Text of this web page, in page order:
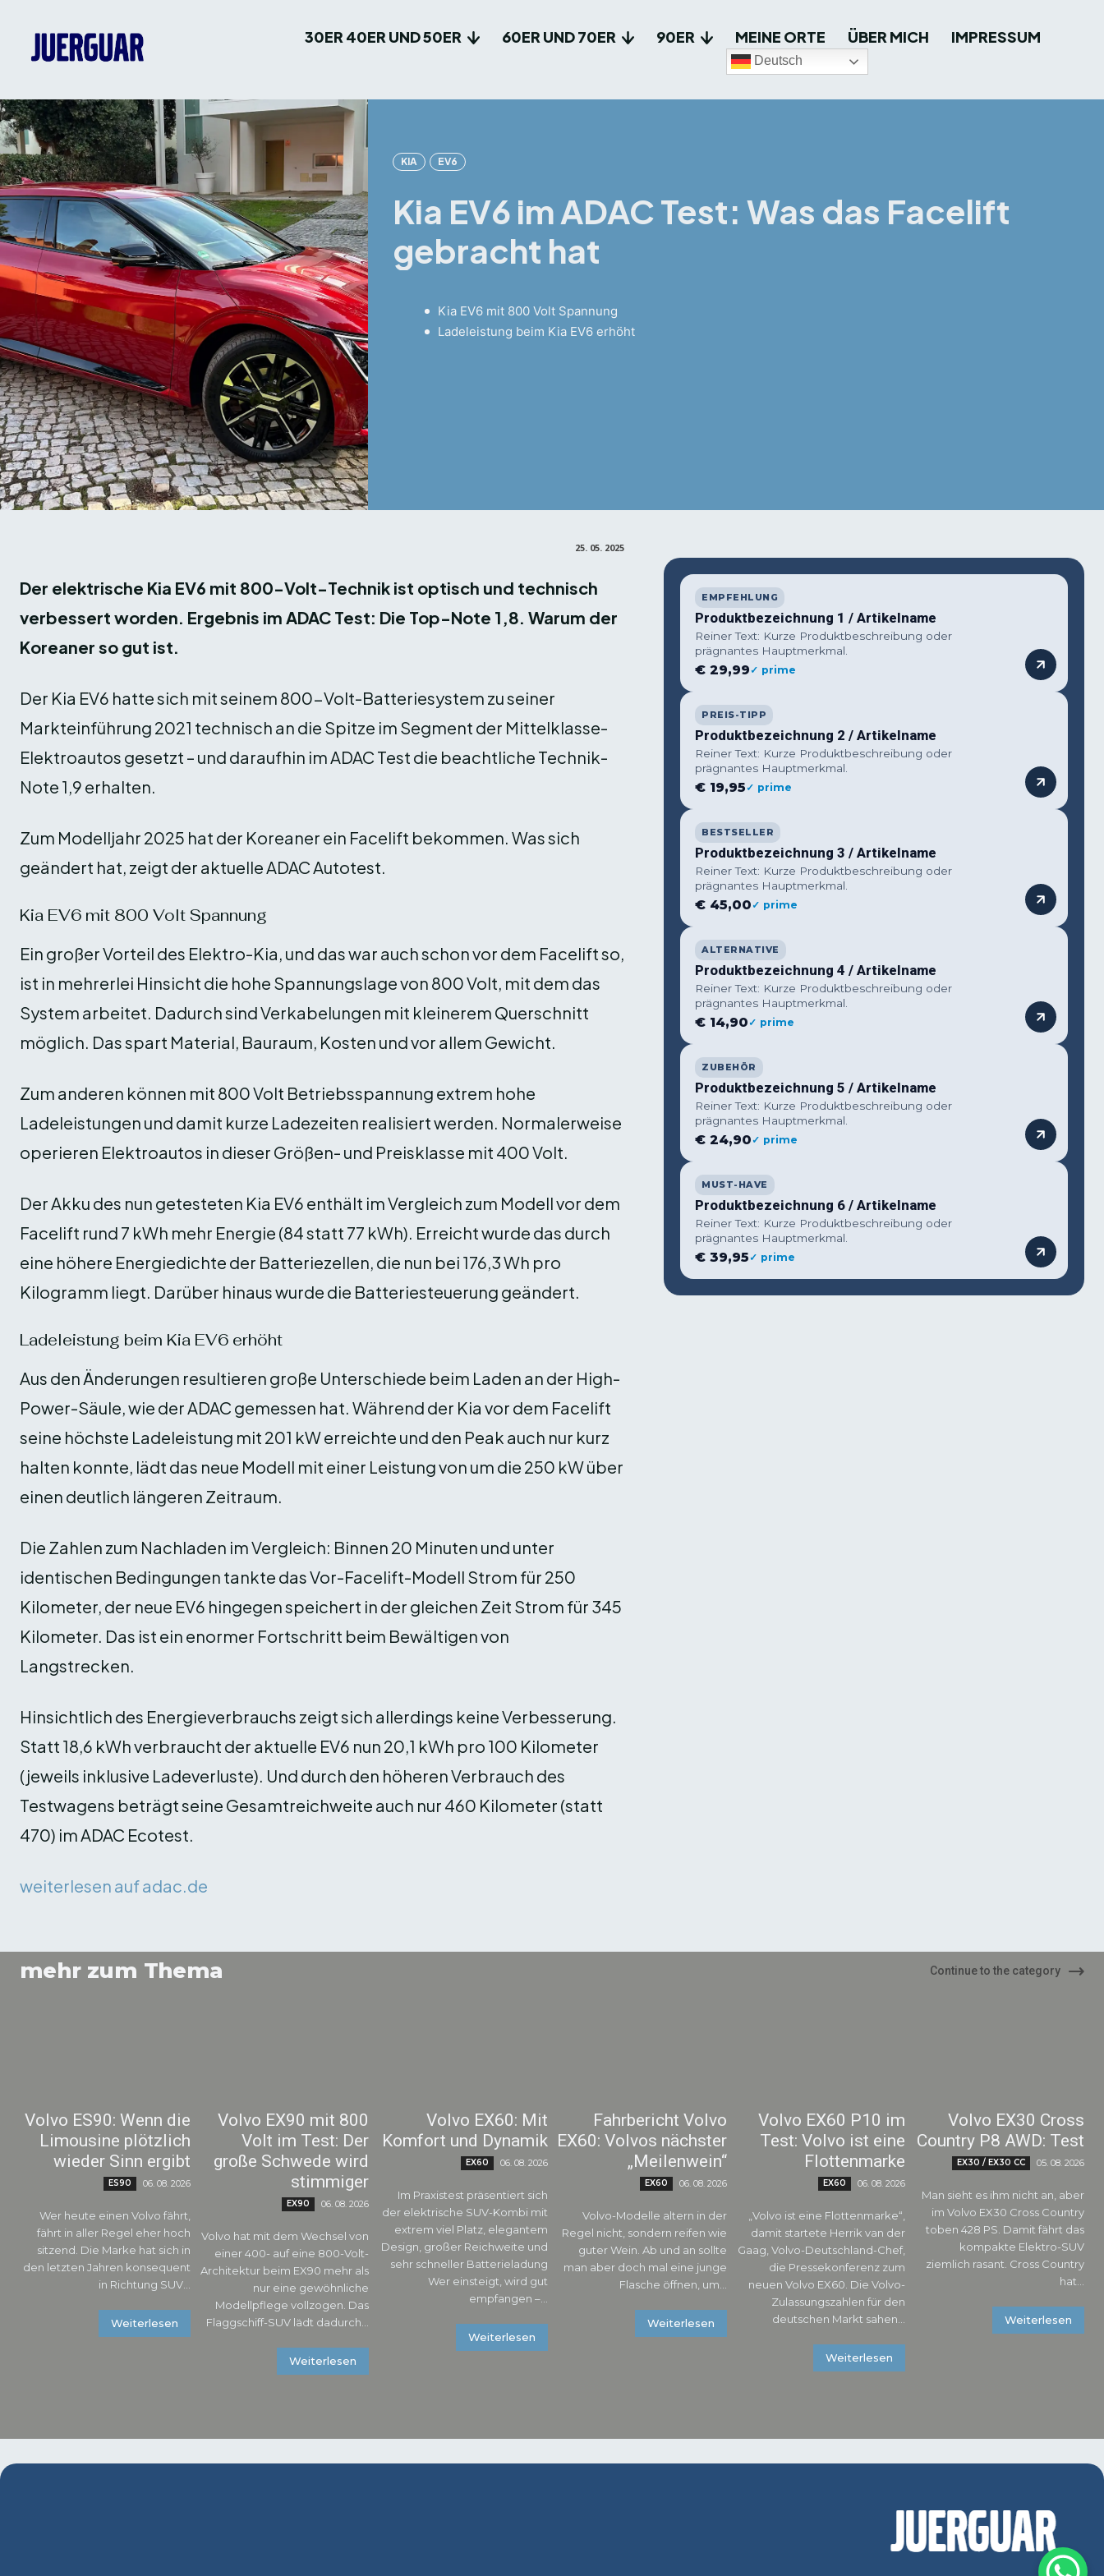
30ER 40ER UND 50ER 60ER UND 70ER 90ER MEINE ORTE ÜBER MICH IMPRESSUM
Deutsch
KIA EV6
Kia EV6 im ADAC Test: Was das Facelift
gebracht hat
Kia EV6 mit 800 Volt Spannung
Ladeleistung beim Kia EV6 erhöht
25. 05. 2025
Der elektrische Kia EV6 mit 800-Volt-Technik ist optisch und technisch
verbessert worden. Ergebnis im ADAC Test: Die Top-Note 1,8. Warum der
Koreaner so gut ist.
Der Kia EV6 hatte sich mit seinem 800-Volt-Batteriesystem zu seiner
Markteinführung 2021 technisch an die Spitze im Segment der Mittelklasse-
Elektroautos gesetzt – und daraufhin im ADAC Test die beachtliche Technik-
Note 1,9 erhalten.
Zum Modelljahr 2025 hat der Koreaner ein Facelift bekommen. Was sich
geändert hat, zeigt der aktuelle ADAC Autotest.
Kia EV6 mit 800 Volt Spannung
Ein großer Vorteil des Elektro-Kia, und das war auch schon vor dem Facelift so,
ist in mehrerlei Hinsicht die hohe Spannungslage von 800 Volt, mit dem das
System arbeitet. Dadurch sind Verkabelungen mit kleinerem Querschnitt
möglich. Das spart Material, Bauraum, Kosten und vor allem Gewicht.
Zum anderen können mit 800 Volt Betriebsspannung extrem hohe
Ladeleistungen und damit kurze Ladezeiten realisiert werden. Normalerweise
operieren Elektroautos in dieser Größen- und Preisklasse mit 400 Volt.
Der Akku des nun getesteten Kia EV6 enthält im Vergleich zum Modell vor dem
Facelift rund 7 kWh mehr Energie (84 statt 77 kWh). Erreicht wurde das durch
eine höhere Energiedichte der Batteriezellen, die nun bei 176,3 Wh pro
Kilogramm liegt. Darüber hinaus wurde die Batteriesteuerung geändert.
Ladeleistung beim Kia EV6 erhöht
Aus den Änderungen resultieren große Unterschiede beim Laden an der High-
Power-Säule, wie der ADAC gemessen hat. Während der Kia vor dem Facelift
seine höchste Ladeleistung mit 201 kW erreichte und den Peak auch nur kurz
halten konnte, lädt das neue Modell mit einer Leistung von um die 250 kW über
einen deutlich längeren Zeitraum.
Die Zahlen zum Nachladen im Vergleich: Binnen 20 Minuten und unter
identischen Bedingungen tankte das Vor-Facelift-Modell Strom für 250
Kilometer, der neue EV6 hingegen speichert in der gleichen Zeit Strom für 345
Kilometer. Das ist ein enormer Fortschritt beim Bewältigen von
Langstrecken.
Hinsichtlich des Energieverbrauchs zeigt sich allerdings keine Verbesserung.
Statt 18,6 kWh verbraucht der aktuelle EV6 nun 20,1 kWh pro 100 Kilometer
(jeweils inklusive Ladeverluste). Und durch den höheren Verbrauch des
Testwagens beträgt seine Gesamtreichweite auch nur 460 Kilometer (statt
470) im ADAC Ecotest.
weiterlesen auf adac.de
EMPFEHLUNG
Produktbezeichnung 1 / Artikelname
Reiner Text: Kurze Produktbeschreibung oder
prägnantes Hauptmerkmal.
€ 29,99✓ prime
PREIS-TIPP
Produktbezeichnung 2 / Artikelname
Reiner Text: Kurze Produktbeschreibung oder
prägnantes Hauptmerkmal.
€ 19,95✓ prime
BESTSELLER
Produktbezeichnung 3 / Artikelname
Reiner Text: Kurze Produktbeschreibung oder
prägnantes Hauptmerkmal.
€ 45,00✓ prime
ALTERNATIVE
Produktbezeichnung 4 / Artikelname
Reiner Text: Kurze Produktbeschreibung oder
prägnantes Hauptmerkmal.
€ 14,90✓ prime
ZUBEHÖR
Produktbezeichnung 5 / Artikelname
Reiner Text: Kurze Produktbeschreibung oder
prägnantes Hauptmerkmal.
€ 24,90✓ prime
MUST-HAVE
Produktbezeichnung 6 / Artikelname
Reiner Text: Kurze Produktbeschreibung oder
prägnantes Hauptmerkmal.
€ 39,95✓ prime
mehr zum Thema Continue to the category
Volvo ES90: Wenn die
Limousine plötzlich
wieder Sinn ergibt
ES90 06. 08. 2026
Wer heute einen Volvo fährt,
fährt in aller Regel eher hoch
sitzend. Die Marke hat sich in
den letzten Jahren konsequent
in Richtung SUV...
Weiterlesen
Volvo EX90 mit 800
Volt im Test: Der
große Schwede wird
stimmiger
EX90 06. 08. 2026
Volvo hat mit dem Wechsel von
einer 400- auf eine 800-Volt-
Architektur beim EX90 mehr als
nur eine gewöhnliche
Modellpflege vollzogen. Das
Flaggschiff-SUV lädt dadurch...
Weiterlesen
Volvo EX60: Mit
Komfort und Dynamik
EX60 06. 08. 2026
Im Praxistest präsentiert sich
der elektrische SUV-Kombi mit
extrem viel Platz, elegantem
Design, großer Reichweite und
sehr schneller Batterieladung
Wer einsteigt, wird gut
empfangen –...
Weiterlesen
Fahrbericht Volvo
EX60: Volvos nächster
„Meilenwein“
EX60 06. 08. 2026
Volvo-Modelle altern in der
Regel nicht, sondern reifen wie
guter Wein. Ab und an sollte
man aber doch mal eine junge
Flasche öffnen, um...
Weiterlesen
Volvo EX60 P10 im
Test: Volvo ist eine
Flottenmarke
EX60 06. 08. 2026
„Volvo ist eine Flottenmarke“,
damit startete Herrik van der
Gaag, Volvo-Deutschland-Chef,
die Pressekonferenz zum
neuen Volvo EX60. Die Volvo-
Zulassungszahlen für den
deutschen Markt sahen...
Weiterlesen
Volvo EX30 Cross
Country P8 AWD: Test
EX30 / EX30 CC 05. 08. 2026
Man sieht es ihm nicht an, aber
im Volvo EX30 Cross Country
toben 428 PS. Damit fährt das
kompakte Elektro-SUV
ziemlich rasant. Cross Country
hat...
Weiterlesen